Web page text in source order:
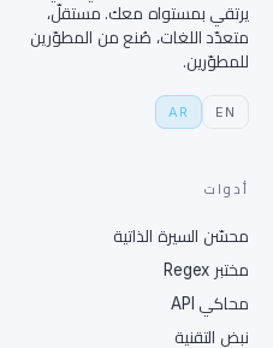
يرتقي بمستواه معك. مستقلّ،
متعدّد اللغات، صُنع من المطوّرين
للمطوّرين.
EN
AR
أدوات
محسّن السيرة الذاتية
مختبر Regex
محاكي API
نبض التقنية